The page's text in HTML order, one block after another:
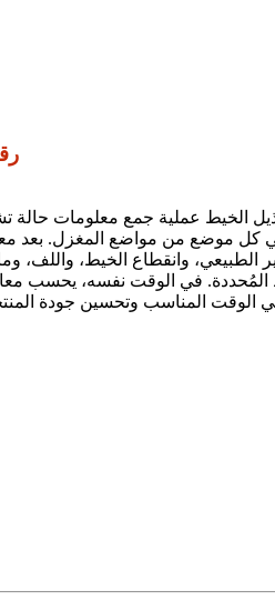
الخيط عملية جمع معلومات حالة
كل موضع من مواضع المغزل. بعد
وانقطاع الخيط، واللف،
في الوقت نفسه، يحسب
الوقت المناسب وتحسين جودة